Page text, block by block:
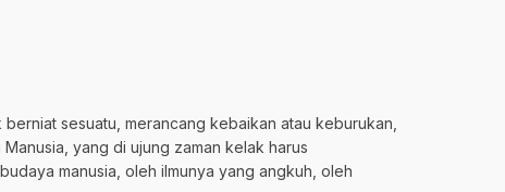
sesuatu, merancang kebaikan atau keburukan,
yang di ujung zaman kelak harus
manusia, oleh ilmunya yang angkuh, oleh